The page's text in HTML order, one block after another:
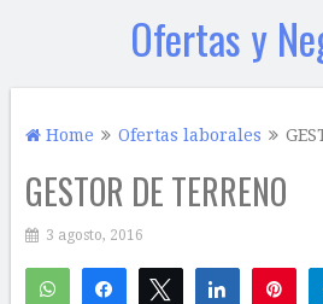
Ofertas y
Home Ofertas laborales
GESTOR DE TERRENO
3 agosto, 2016
WhatsAppCompartirTwittear Compartir